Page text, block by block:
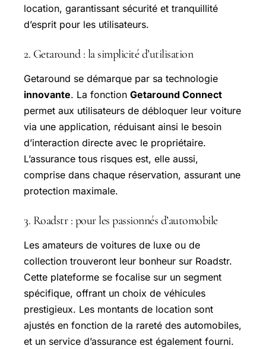
location, garantissant sécurité et tranquillité
d’esprit pour les utilisateurs.
2. Getaround : la simplicité d’utilisation
Getaround se démarque par sa technologie
innovante. La fonction Getaround Connect
permet aux utilisateurs de débloquer leur voiture
via une application, réduisant ainsi le besoin
d’interaction directe avec le propriétaire.
L’assurance tous risques est, elle aussi,
comprise dans chaque réservation, assurant une
protection maximale.
3. Roadstr : pour les passionnés d’automobile
Les amateurs de voitures de luxe ou de
collection trouveront leur bonheur sur Roadstr.
Cette plateforme se focalise sur un segment
spécifique, offrant un choix de véhicules
prestigieux. Les montants de location sont
ajustés en fonction de la rareté des automobiles,
et un service d’assurance est également fourni.